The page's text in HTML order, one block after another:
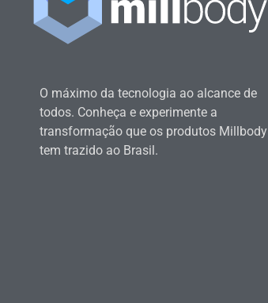
O máximo da tecnologia ao alcance de
todos. Conheça e experimente a
transformação que os produtos Millbody
tem trazido ao Brasil.